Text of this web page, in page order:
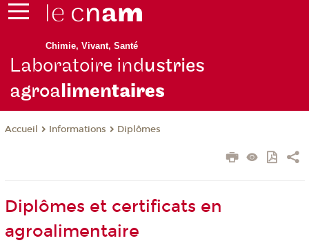
Chimie, Vivant, Santé
Laboratoire industries
agroalimentaires
Accueil Informations Diplômes
Diplômes et certificats en
agroalimentaire